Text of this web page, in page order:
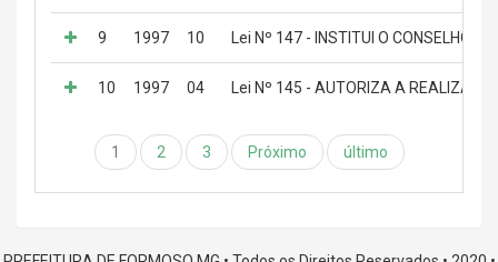
9 1997 10 Lei Nº 147 - INSTITUI O CONSELHO
10 1997 04 Lei Nº 145 - AUTORIZA A
1 2 3 Próximo último